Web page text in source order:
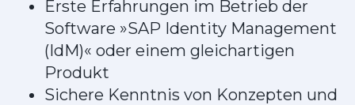
Erste Erfahrungen im Betrieb der
Software »SAP Identity Management
(IdM)« oder einem gleichartigen
Produkt
Sichere Kenntnis von Konzepten und